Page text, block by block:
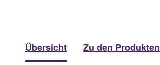
Übersicht Zu den Produkten